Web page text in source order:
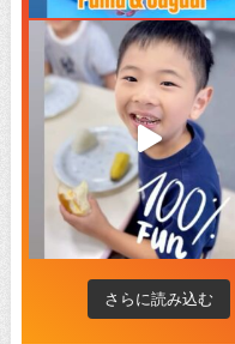
さらに読み込む